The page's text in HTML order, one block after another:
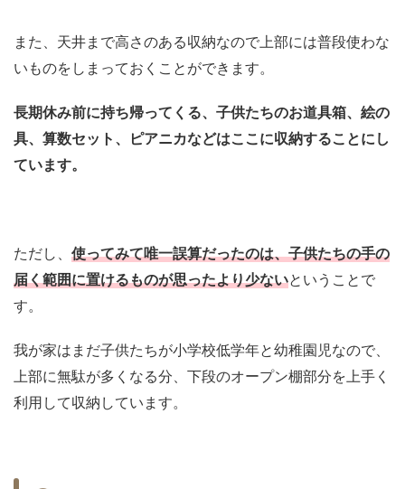
また、天井まで高さのある収納なので上部には普段使わな
いものをしまっておくことができます。
長期休み前に持ち帰ってくる、子供たちのお道具箱、絵の
具、算数セット、ピアニカなどはここに収納することにし
ています。
ただし、 使ってみて唯一誤算だったのは、子供たちの手の
届く範囲に置けるものが思ったより少ないということで
す。
我が家はまだ子供たちが小学校低学年と幼稚園児なので、
上部に無駄が多くなる分、下段のオープン棚部分を上手く
利用して収納しています。